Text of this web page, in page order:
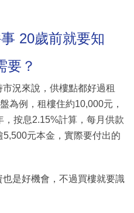
20歲前就要知
要？
況來說，供樓點都好過租
為例，租樓住約10,000元，
按息2.15%計算，每月供款
元本金，實際要付出的
是好機會，不過買樓就要識